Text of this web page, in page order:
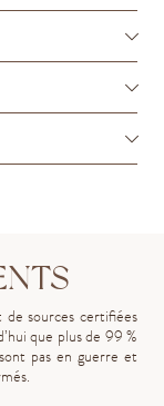
de sources certifiées
que plus de 99 %
pas en guerre et